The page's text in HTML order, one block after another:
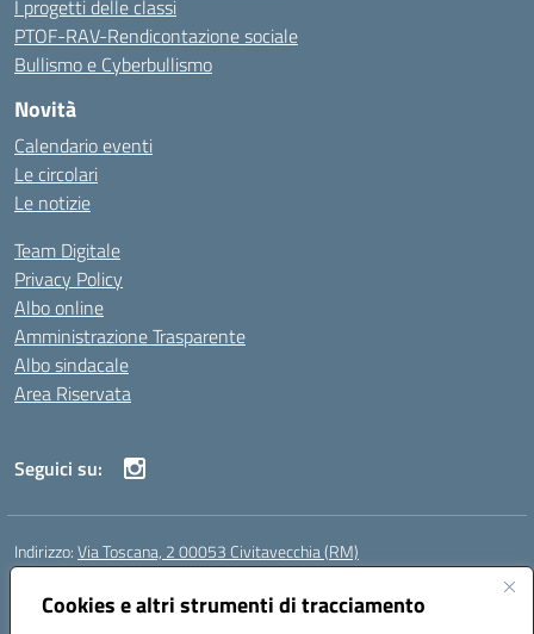
Cookies e altri strumenti di tracciamento
I progetti delle classi
PTOF-RAV-Rendicontazione sociale
Bullismo e Cyberbullismo
Novità
Calendario eventi
Le circolari
Le notizie
Team Digitale
Privacy Policy
Albo online
Amministrazione Trasparente
Albo sindacale
Area Riservata
Seguici su:
Indirizzo:Via Toscana, 2 00053 Civitavecchia (RM)
Centralino:
Posta elettronica certificata (PEC):rmic8b900g@pec.istruzione.it